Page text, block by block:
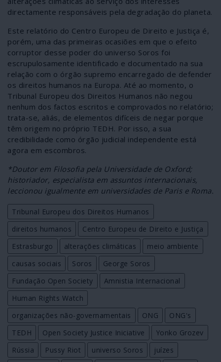
directamente responsáveis pela degradação do planeta.
Este relatório do Centro Europeu de Direito e Justiça é,
porém, uma das primeiras ocasiões em que o efeito
corruptor desse poder do universo Soros foi
escrupulosamente identificado e documentado na sua
relação com o órgão supremo encarregado de defender
os direitos humanos na Europa. Até ao momento, o
Tribunal Europeu dos Direitos Humanos não negou
nenhum dos factos escritos e comprovados no relatório;
trata-se, aliás, de elementos difíceis de negar porque
têm origem no próprio TEDH. Por isso, a sua
credibilidade como órgão judicial independente está
agora em escombros.
*Doutor em Filosofia pela Universidade de Oxford;
historiador, especialista em assuntos internacionais,
leccionou igualmente em universidades de Paris e Roma.
Tribunal Europeu dos Direitos Humanos
direitos humanos
Centro Europeu de Direito e Justiça
Estrasburgo
alterações climáticas
meio ambiente
causas sociais
Soros
George Soros
Fundação Open Society
Amnistia Internacional
Human Rights Watch
organizações não-governamentais
ONG
ONG's
TEDH
Open Society Justice Iniciative
Yonko Grozev
Rússia
Pussy Riot universo Soros
juízes